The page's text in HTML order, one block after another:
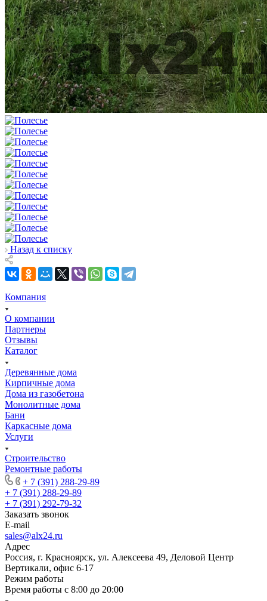
Назад к списку
Компания
О компании
Партнеры
Отзывы
Каталог
Деревянные дома
Кирпичные дома
Дома из газобетона
Монолитные дома
Бани
Каркасные дома
Услуги
Строительство
Ремонтные работы
+ 7 (391) 288-29-89
+ 7 (391) 288-29-89
+ 7 (391) 292-79-32
Заказать звонок
E-mail
sales@alx24.ru
Адрес
Россия, г. Красноярск, ул. Алексеева 49, Деловой Центр
Вертикали, офис 6-17
Режим работы
Время работы с 8:00 до 20:00